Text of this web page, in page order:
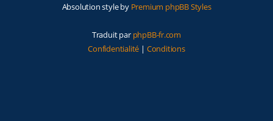
Absolution style by Premium phpBB Styles
Traduit par phpBB-fr.com
Confidentialité | Conditions